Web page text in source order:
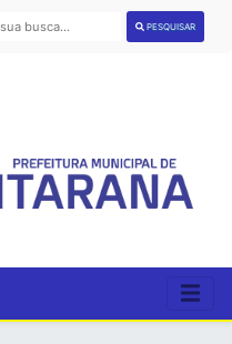
PESQUISAR